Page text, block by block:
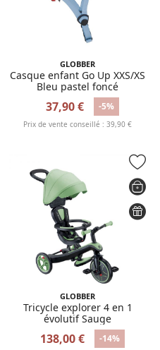
GLOBBER
Casque enfant Go Up XXS/XS
Bleu pastel foncé
37,90 € -5%
Prix de vente conseillé : 39,90 €
GLOBBER
Tricycle explorer 4 en 1
évolutif Sauge
138,00 € -14%